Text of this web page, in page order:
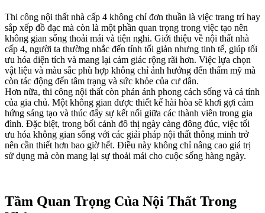
Thi công nội thất nhà cấp 4 không chỉ đơn thuần là việc trang trí hay
sắp xếp đồ đạc mà còn là một phần quan trọng trong việc tạo nên
không gian sống thoải mái và tiện nghi. Giới thiệu về nội thất nhà
cấp 4, người ta thường nhắc đến tính tối giản nhưng tinh tế, giúp tối
ưu hóa diện tích và mang lại cảm giác rộng rãi hơn. Việc lựa chọn
vật liệu và màu sắc phù hợp không chỉ ảnh hưởng đến thẩm mỹ mà
còn tác động đến tâm trạng và sức khỏe của cư dân.
Hơn nữa, thi công nội thất còn phản ánh phong cách sống và cá tính
của gia chủ. Một không gian được thiết kế hài hòa sẽ khơi gợi cảm
hứng sáng tạo và thúc đẩy sự kết nối giữa các thành viên trong gia
đình. Đặc biệt, trong bối cảnh đô thị ngày càng đông đúc, việc tối
ưu hóa không gian sống với các giải pháp nội thất thông minh trở
nên cần thiết hơn bao giờ hết. Điều này không chỉ nâng cao giá trị
sử dụng mà còn mang lại sự thoải mái cho cuộc sống hàng ngày.
Tầm Quan Trọng Của Nội Thất Trong